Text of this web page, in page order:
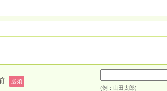
必須
(例：山田太郎)